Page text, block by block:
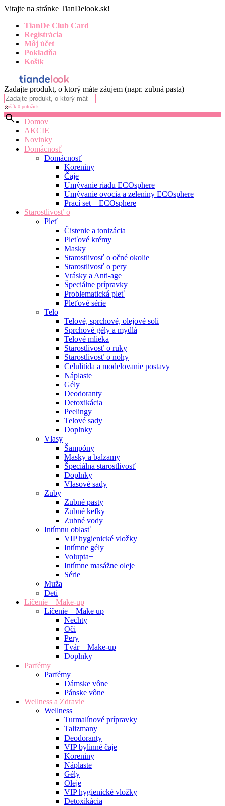
Vitajte na stránke TianDelook.sk!
TianDe Club Card
Registrácia
Môj účet
Pokladňa
Košík
Zadajte produkt, o ktorý máte záujem (napr. zubná pasta)
×
Košík 0 položiek
Domov
AKCIE
Novinky
Domácnosť
Domácnosť
Koreniny
Čaje
Umývanie riadu ECOsphere
Umývanie ovocia a zeleniny ECOsphere
Prací set – ECOsphere
Starostlivosť o
Pleť
Čistenie a tonizácia
Pleťové krémy
Masky
Starostlivosť o očné okolie
Starostlivosť o pery
Vrásky a Anti-age
Špeciálne prípravky
Problematická pleť
Pleťové série
Telo
Telové, sprchové, olejové soli
Sprchové gély a mydlá
Telové mlieka
Starostlivosť o ruky
Starostlivosť o nohy
Celulitída a modelovanie postavy
Náplaste
Gély
Deodoranty
Detoxikácia
Peelingy
Telové sady
Doplnky
Vlasy
Šampóny
Masky a balzamy
Špeciálna starostlivosť
Doplnky
Vlasové sady
Zuby
Zubné pasty
Zubné kefky
Zubné vody
Intímnu oblasť
VIP hygienické vložky
Intímne gély
Volupta+
Intímne masážne oleje
Série
Muža
Deti
Líčenie – Make-up
Líčenie – Make up
Nechty
Oči
Pery
Tvár – Make-up
Doplnky
Parfémy
Parfémy
Dámske vône
Pánske vône
Wellness a Zdravie
Wellness
Turmalínové prípravky
Talizmany
Deodoranty
VIP bylinné čaje
Koreniny
Náplaste
Gély
Oleje
VIP hygienické vložky
Detoxikácia